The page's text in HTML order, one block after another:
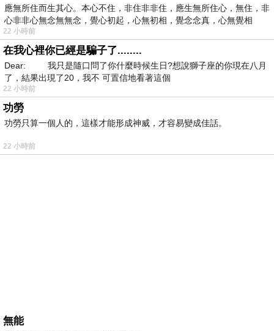
應無所住而生其心。本心不住，非住非非住，應生無所住心，無住，非
心非非心無念無無念，覺心初起，心無初相，覺念念真，心無覺相
22 小時前
在我心裡你已經是騙子了........
Dear: 我只是隨口問了你什麼時候生日?想說獅子座的你現在八月
了，結果出現了20，我不 可置信地看著這個
22 小時前
功勞
功勞只算一個人的，這樣才能形成神威，才容易變成佳話。
22 小時前
無能